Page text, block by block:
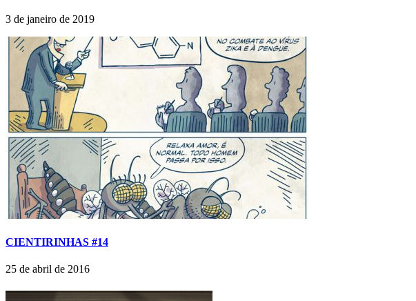
3 de janeiro de 2019
CIENTIRINHAS #14
25 de abril de 2016